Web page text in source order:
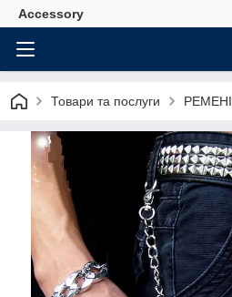
Accessory
Товари та послуги РЕМЕНІ